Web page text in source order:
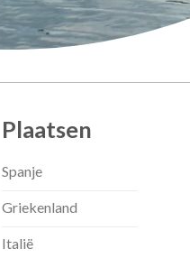
Plaatsen
Spanje
Griekenland
Italië